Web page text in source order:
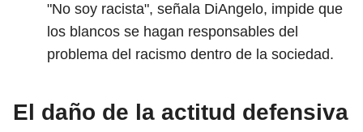
"No soy racista", señala DiAngelo, impide que
los blancos se hagan responsables del
problema del racismo dentro de la sociedad.
El daño de la actitud defensiva